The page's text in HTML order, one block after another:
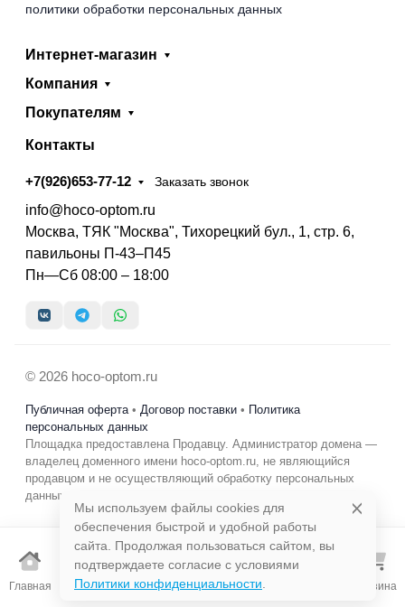
Главная Каталог Поиск Корзина
политики обработки персональных данных
Интернет-магазин
Компания
Покупателям
Контакты
+7(926)653-77-12 Заказать звонок
info@hoco-optom.ru
Москва, ТЯК "Москва", Тихорецкий бул., 1, стр. 6,
павильоны П-43–П45
Пн—Сб 08:00 – 18:00
© 2026 hoco-optom.ru
Публичная оферта• Договор поставки • Политика
персональных данных
Площадка предоставлена Продавцу. Администратор домена —
владелец доменного имени hoco-optom.ru, не являющийся
продавцом и не осуществляющий обработку персональных
данных в коммерческих целях.
Мы используем файлы cookies для
обеспечения быстрой и удобной работы
сайта. Продолжая пользоваться сайтом, вы
подтверждаете согласие с условиями
Политики конфиденциальности